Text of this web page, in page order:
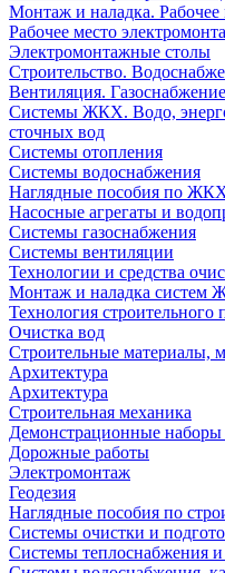
Монтаж и наладка. Рабочее
Рабочее место
Электромонтажные столы
Строительство.
Вентиляция.
Системы ЖКХ. Водо,
сточных вод
Системы отопления
Системы водоснабжения
Наглядные пособия по
Насосные агрегаты и
Системы газоснабжения
Системы вентиляции
Технологии и средства
Монтаж и наладка систем
Технология строительного
Очистка вод
Строительные материалы,
Архитектура
Архитектура
Cтроительная механика
Демонстрационные наборы
Дорожные работы
Электромонтаж
Геодезия
Наглядные пособия по
Системы очистки и
Системы теплоснабжения